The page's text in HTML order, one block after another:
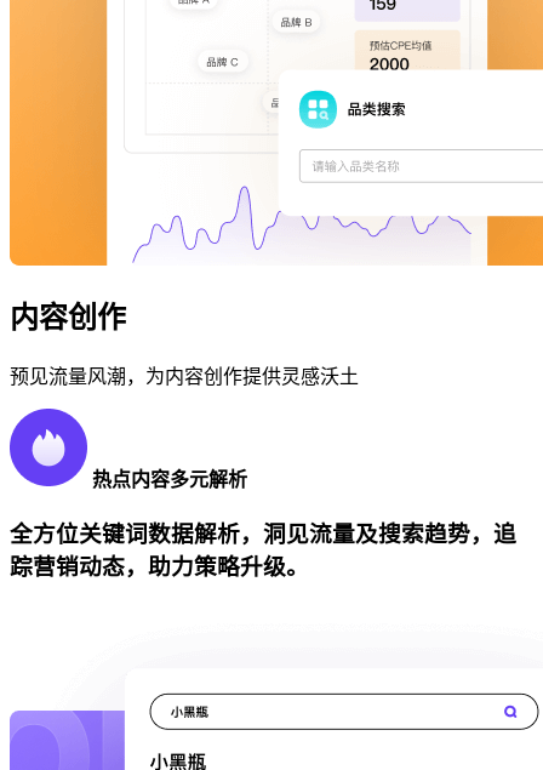
内容创作
预见流量风潮，为内容创作提供灵感沃土
热点内容多元解析
全方位关键词数据解析，洞见流量及搜索趋势，追
踪营销动态，助力策略升级。